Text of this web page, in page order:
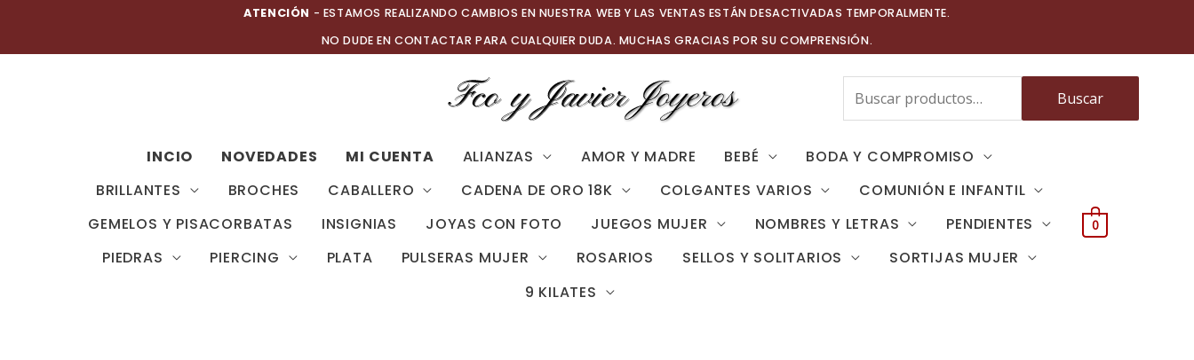
contenido
ATENCIÓN - ESTAMOS REALIZANDO CAMBIOS EN NUESTRA WEB Y LAS VENTAS ESTÁN DESACTIVADAS TEMPORALMENTE.
NO DUDE EN CONTACTAR PARA CUALQUIER DUDA. MUCHAS GRACIAS POR SU COMPRENSIÓN.
Buscar
por:
Buscar
INCIO NOVEDADES MI CUENTA ALIANZAS AMOR Y MADRE BEBÉ
BODA Y COMPROMISO
BRILLANTES
BROCHES CABALLERO CADENA DE ORO 18K COLGANTES VARIOS
COMUNIÓN E INFANTIL
GEMELOS Y PISACORBATAS
INSIGNIAS JOYAS CON FOTO JUEGOS MUJER NOMBRES Y LETRAS
PENDIENTES
PIEDRAS
PIERCING PLATA PULSERAS MUJER ROSARIOS SELLOS Y SOLITARIOS
SORTIJAS MUJER
9 KILATES
0